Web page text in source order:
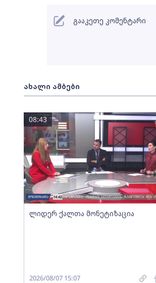
ახალი ამბები
ლიდერ ქალთა მონეტიზაცია
08:43
2026/08/07 15:07
გააკეთე კომენტარი